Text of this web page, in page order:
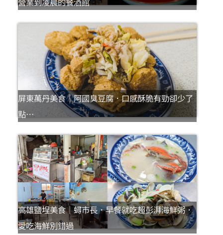
屏東萬丹美食｜阿國臭豆腐．口感酥脆有勁卻少了
點…
高雄鹽埕美食｜蟳市長．早餐就吃超彭湃海鮮粥．
愛吃海鮮別錯過